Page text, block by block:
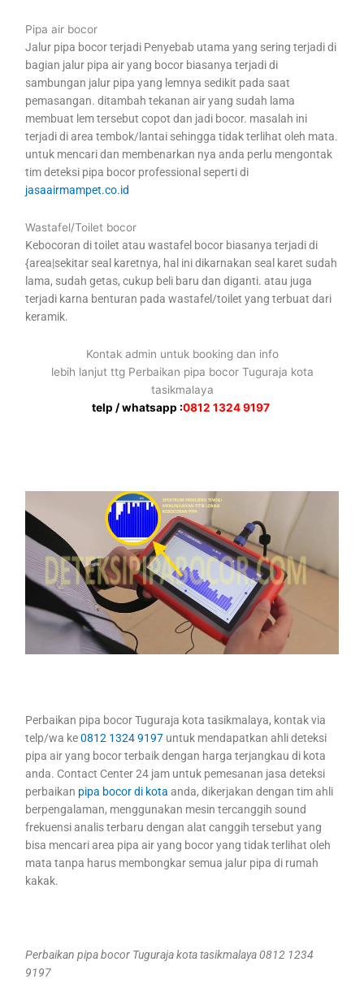
Pipa air bocor
Jalur pipa bocor terjadi Penyebab utama yang sering terjadi di
bagian jalur pipa air yang bocor biasanya terjadi di
sambungan jalur pipa yang lemnya sedikit pada saat
pemasangan. ditambah tekanan air yang sudah lama
membuat lem tersebut copot dan jadi bocor. masalah ini
terjadi di area tembok/lantai sehingga tidak terlihat oleh mata.
untuk mencari dan membenarkan nya anda perlu mengontak
tim deteksi pipa bocor professional seperti di
jasaairmampet.co.id
Wastafel/Toilet bocor
Kebocoran di toilet atau wastafel bocor biasanya terjadi di
{area|sekitar seal karetnya, hal ini dikarnakan seal karet sudah
lama, sudah getas, cukup beli baru dan diganti. atau juga
terjadi karna benturan pada wastafel/toilet yang terbuat dari
keramik.
Kontak admin untuk booking dan info
lebih lanjut ttg Perbaikan pipa bocor Tuguraja kota
tasikmalaya
telp / whatsapp :0812 1324 9197
Perbaikan pipa bocor Tuguraja kota tasikmalaya, kontak via
telp/wa ke0812 1324 9197 untuk mendapatkan ahli deteksi
pipa air yang bocor terbaik dengan harga terjangkau di kota
anda. Contact Center 24 jam untuk pemesanan jasa deteksi
perbaikan pipa bocor di kota anda, dikerjakan dengan tim ahli
berpengalaman, menggunakan mesin tercanggih sound
frekuensi analis terbaru dengan alat canggih tersebut yang
bisa mencari area pipa air yang bocor yang tidak terlihat oleh
mata tanpa harus membongkar semua jalur pipa di rumah
kakak.
Perbaikan pipa bocor Tuguraja kota tasikmalaya 0812 1234
9197